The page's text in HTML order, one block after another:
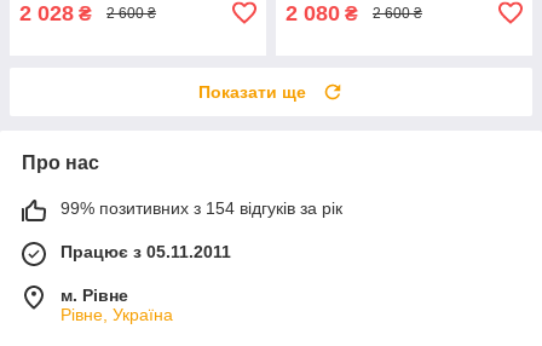
2 028 ₴ 2 600 ₴ 2 080 ₴ 2 600 ₴
Показати ще
Про нас
99% позитивних з 154 відгуків за рік
Працює з 05.11.2011
м. Рівне
Рівне, Україна